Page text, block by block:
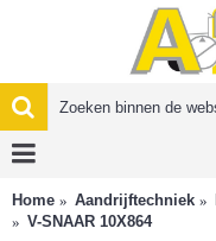
Home Aandrijftechniek
V-SNAAR 10X864